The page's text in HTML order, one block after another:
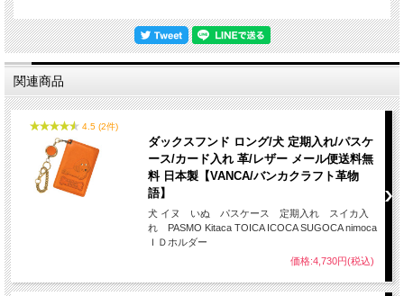
関連商品
4.5 (2件)
ダックスフンド ロング/犬 定期入れ/パスケ
ース/カード入れ 革/レザー メール便送料無
料 日本製【VANCA/バンカクラフト革物
語】
犬 イヌ いぬ パスケース 定期入れ スイカ入
れ PASMO Kitaca TOICA ICOCA SUGOCA nimoca
ＩＤホルダー
価格:4,730円(税込)